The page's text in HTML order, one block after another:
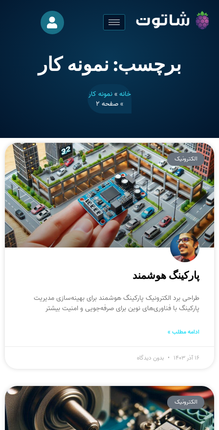
برچسب: نمونه کار
خانه»نمونه کار
»صفحه ۲
الکترونیک
پارکینگ هوشمند
طراحی برد الکترونیک پارکینگ هوشمند برای بهینه‌سازی مدیریت
پارکینگ با فناوری‌های نوین برای صرفه‌جویی و امنیت بیشتر
ادامه مطلب »
۱۶ آذر ۱۴۰۳ بدون دیدگاه
الکترونیک